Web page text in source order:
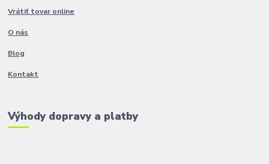
Vrátiť tovar online
O nás
Blog
Kontakt
Výhody dopravy a platby